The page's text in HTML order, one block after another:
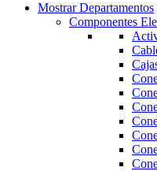
Mostrar Departamentos
Componentes